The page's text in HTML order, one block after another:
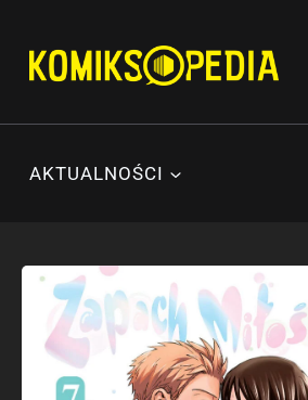
treści
AKTUALNOŚCI